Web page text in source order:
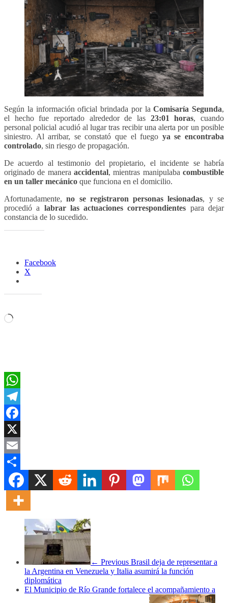
Según la información oficial brindada por laComisaría Segunda,
el hecho fue reportado alrededor de las 23:01 horas, cuando
personal policial acudió al lugar tras recibir una alerta por un posible
siniestro. Al arribar, se constató que el fuego ya se encontraba
controlado, sin riesgo de propagación.
De acuerdo al testimonio del propietario, el incidente se habría
originado de manera accidental, mientras manipulaba combustible
en un taller mecánico que funciona en el domicilio.
Afortunadamente,no se registraron personas lesionadas, y se
procedió a labrar las actuaciones correspondientes para dejar
constancia de lo sucedido.
Facebook
X
Cargando...
WhatsApp
Telegram
Facebook
X
Email
Compartir
← Previous Brasil deja de representar a
la Argentina en Venezuela y Italia asumirá la función
diplomática
El Municipio de Río Grande fortalece el acompañamiento a